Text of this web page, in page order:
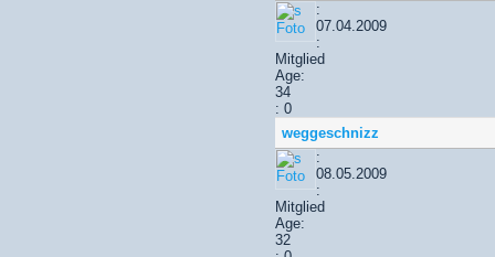
:
07.04.2009
:
Mitglied
Age:
34
: 0
weggeschnizz
:
08.05.2009
:
Mitglied
Age:
32